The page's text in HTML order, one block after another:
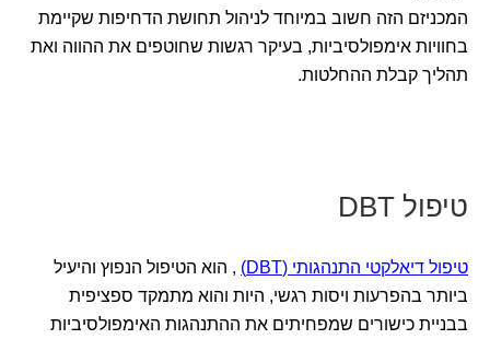
המכניזם הזה חשוב במיוחד לניהול תחושת הדחיפות שקיימת
בחוויות אימפולסיביות, בעיקר רגשות שחוטפים את ההווה ואת
תהליך קבלת ההחלטות.
טיפול DBT
טיפול דיאלקטי התנהגותי (DBT)
, הוא הטיפול הנפוץ והיעיל
ביותר בהפרעות ויסות רגשי, היות והוא מתמקד ספציפית
בבניית כישורים שמפחיתים את ההתנהגות האימפולסיביות